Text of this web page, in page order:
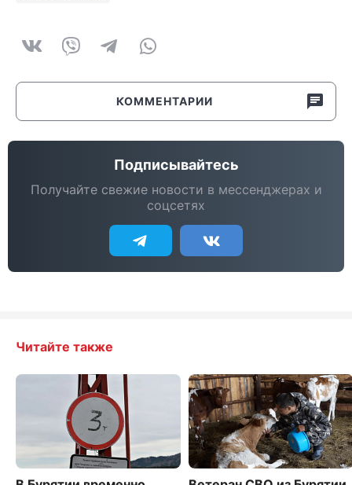
КОММЕНТАРИИ
Подписывайтесь
Получайте свежие новости в мессенджерах и
соцсетях
Читайте также